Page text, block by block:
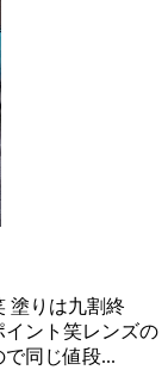
塗りは九割終
ント笑レンズの
同じ値段...